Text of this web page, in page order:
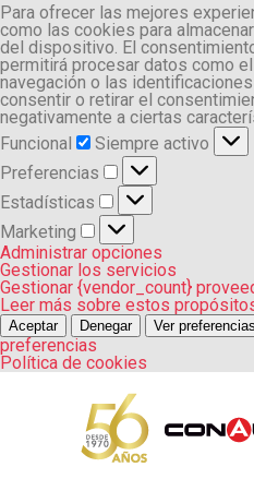
Para ofrecer las mejores
como las cookies para
del dispositivo. El
permitirá procesar datos como
navegación o las
consentir o retirar el
negativamente a ciertas
Funcional
Funcional
Siempre activo
Preferencias
Preferencias
Estadísticas
Estadísticas
Marketing
Marketing
Administrar opciones
Gestionar los servicios
Gestionar {vendor_count}
Leer más sobre estos
Aceptar Denegar Ver preferencias
preferencias
Política de cookies